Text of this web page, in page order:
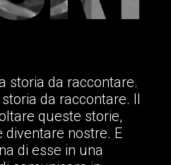
storia da raccontare.
da raccontare. Il
queste storie,
nostre. E
di esse in una